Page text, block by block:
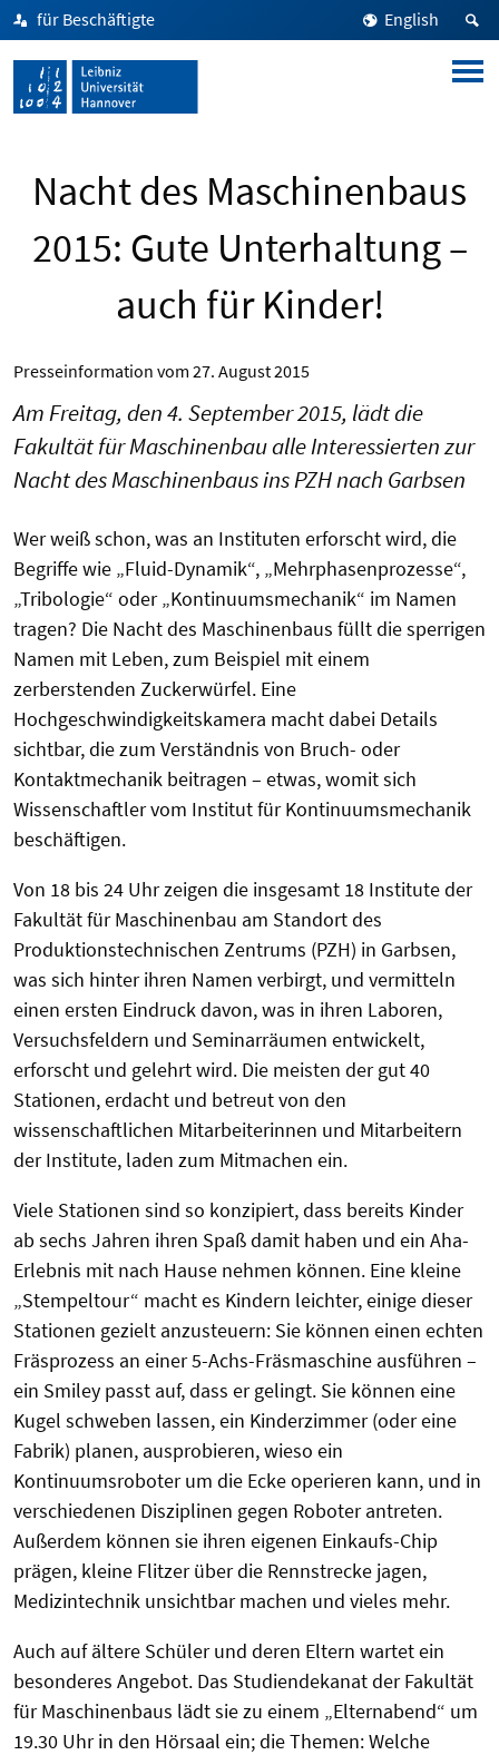
für Beschäftigte English
Nacht des Maschinenbaus
2015: Gute Unterhaltung –
auch für Kinder!
Presseinformation vom 27. August 2015
Am Freitag, den 4. September 2015, lädt die
Fakultät für Maschinenbau alle Interessierten zur
Nacht des Maschinenbaus ins PZH nach Garbsen
Wer weiß schon, was an Instituten erforscht wird, die
Begriffe wie „Fluid-Dynamik“, „Mehrphasenprozesse“,
„Tribologie“ oder „Kontinuumsmechanik“ im Namen
tragen? Die Nacht des Maschinenbaus füllt die sperrigen
Namen mit Leben, zum Beispiel mit einem
zerberstenden Zuckerwürfel. Eine
Hochgeschwindigkeitskamera macht dabei Details
sichtbar, die zum Verständnis von Bruch- oder
Kontaktmechanik beitragen – etwas, womit sich
Wissenschaftler vom Institut für Kontinuumsmechanik
beschäftigen.
Von 18 bis 24 Uhr zeigen die insgesamt 18 Institute der
Fakultät für Maschinenbau am Standort des
Produktionstechnischen Zentrums (PZH) in Garbsen,
was sich hinter ihren Namen verbirgt, und vermitteln
einen ersten Eindruck davon, was in ihren Laboren,
Versuchsfeldern und Seminarräumen entwickelt,
erforscht und gelehrt wird. Die meisten der gut 40
Stationen, erdacht und betreut von den
wissenschaftlichen Mitarbeiterinnen und Mitarbeitern
der Institute, laden zum Mitmachen ein.
Viele Stationen sind so konzipiert, dass bereits Kinder
ab sechs Jahren ihren Spaß damit haben und ein Aha-
Erlebnis mit nach Hause nehmen können. Eine kleine
„Stempeltour“ macht es Kindern leichter, einige dieser
Stationen gezielt anzusteuern: Sie können einen echten
Fräsprozess an einer 5-Achs-Fräsmaschine ausführen –
ein Smiley passt auf, dass er gelingt. Sie können eine
Kugel schweben lassen, ein Kinderzimmer (oder eine
Fabrik) planen, ausprobieren, wieso ein
Kontinuumsroboter um die Ecke operieren kann, und in
verschiedenen Disziplinen gegen Roboter antreten.
Außerdem können sie ihren eigenen Einkaufs-Chip
prägen, kleine Flitzer über die Rennstrecke jagen,
Medizintechnik unsichtbar machen und vieles mehr.
Auch auf ältere Schüler und deren Eltern wartet ein
besonderes Angebot. Das Studiendekanat der Fakultät
für Maschinenbaus lädt sie zu einem „Elternabend“ um
19.30 Uhr in den Hörsaal ein; die Themen: Welche